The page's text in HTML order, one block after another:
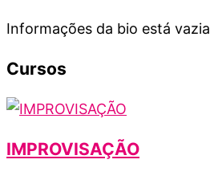
Informações da bio está vazia
Cursos
IMPROVISAÇÃO